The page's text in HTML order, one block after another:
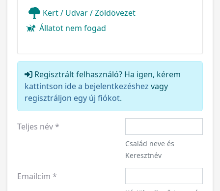
Kert / Udvar / Zöldövezet
Állatot nem fogad
Regisztrált felhasználó? Ha igen, kérem
kattintson ide a bejelentkezéshez vagy
regisztráljon egy új fiókot.
Teljes név*
Család neve és
Keresztnév
Emailcím *